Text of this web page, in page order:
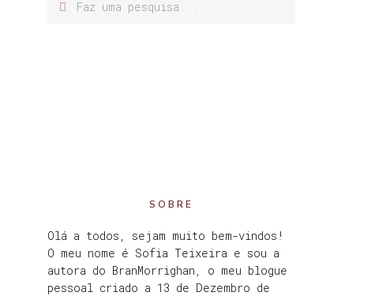
SOBRE
Olá a todos, sejam muito bem-vindos!
O meu nome é Sofia Teixeira e sou a
autora do BranMorrighan, o meu blogue
pessoal criado a 13 de Dezembro de